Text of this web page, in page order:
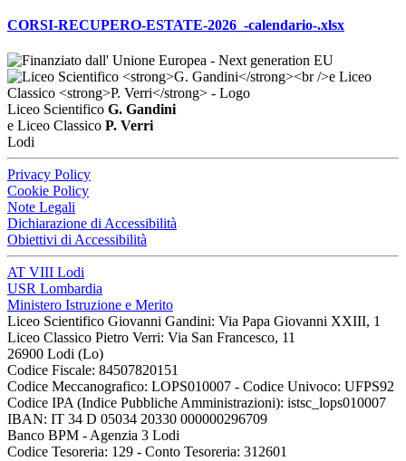
CORSI-RECUPERO-ESTATE-2026_-calendario-.xlsx
Liceo Scientifico G. Gandini
e Liceo Classico P. Verri
Lodi
Privacy Policy
Cookie Policy
Note Legali
Dichiarazione di Accessibilità
Obiettivi di Accessibilità
AT VIII Lodi
USR Lombardia
Ministero Istruzione e Merito
Liceo Scientifico Giovanni Gandini: Via Papa Giovanni XXIII, 1
Liceo Classico Pietro Verri: Via San Francesco, 11
26900 Lodi (Lo)
Codice Fiscale: 84507820151
Codice Meccanografico: LOPS010007 - Codice Univoco: UFPS92
Codice IPA (Indice Pubbliche Amministrazioni): istsc_lops010007
IBAN: IT 34 D 05034 20330 000000296709
Banco BPM - Agenzia 3 Lodi
Codice Tesoreria: 129 - Conto Tesoreria: 312601